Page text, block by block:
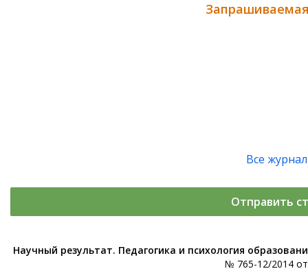
Все
Отправить
Научный результат. Педагогика и психология
№ 765-12/2014